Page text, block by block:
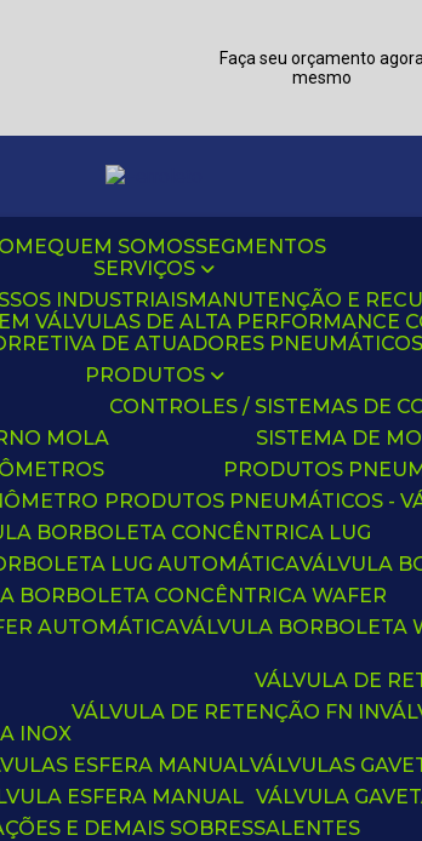
Faça seu orçamento agora
mesmo
HOME QUEM SOMOS
SEGMENTOS
SERVIÇOS
INDUSTRIAIS
MANUTENÇÃO E
VÁLVULAS DE ALTA PERFORMANCE
DE ATUADORES
PRODUTOS
MOLA
CONTROLES / SISTEMAS DE
SISTEMA DE
PRODUTOS
PRODUTOS PNEUMÁTICOS -
BORBOLETA CONCÊNTRICA LUG
LUG AUTOMÁTICA VÁLVULA
BORBOLETA CONCÊNTRICA WAFER
AUTOMÁTICA VÁLVULA BORBOLETA
INOX
VÁLVULA DE
VÁLVULA DE RETENÇÃO FN IN
ESFERA MANUAL
ESFERA MANUAL
VÁLVULAS
VÁLVULA
E DEMAIS SOBRESSALENTES